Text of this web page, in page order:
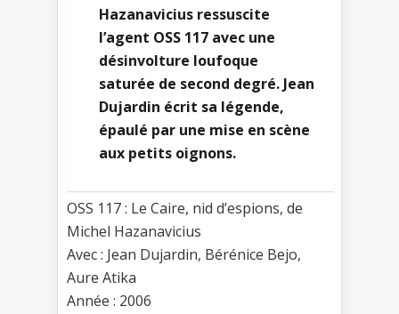
Hazanavicius ressuscite
l’agent OSS 117 avec une
désinvolture loufoque
saturée de second degré. Jean
Dujardin écrit sa légende,
épaulé par une mise en scène
aux petits oignons.
OSS 117 : Le Caire, nid d’espions, de
Michel Hazanavicius
Avec : Jean Dujardin, Bérénice Bejo,
Aure Atika
Année : 2006